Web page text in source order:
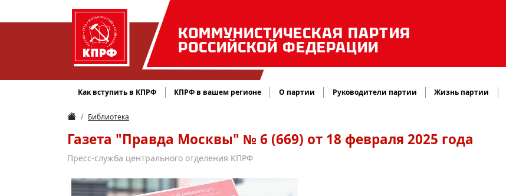
КОММУНИСТИЧЕСКАЯ ПАРТИЯ
РОССИЙСКОЙ ФЕДЕРАЦИИ
Как вступить в КПРФ КПРФ в вашем регионе О партии Руководители партии Жизнь партии
Библиотека
Газета "Правда Москвы" № 6 (669) от 18 февраля 2025 года
Пресс-служба центрального отделения КПРФ